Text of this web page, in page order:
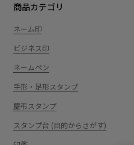
商品カテゴリ
ネーム印
ビジネス印
ネームペン
手形・足形スタンプ
慶弔スタンプ
スタンプ台 (目的からさがす)